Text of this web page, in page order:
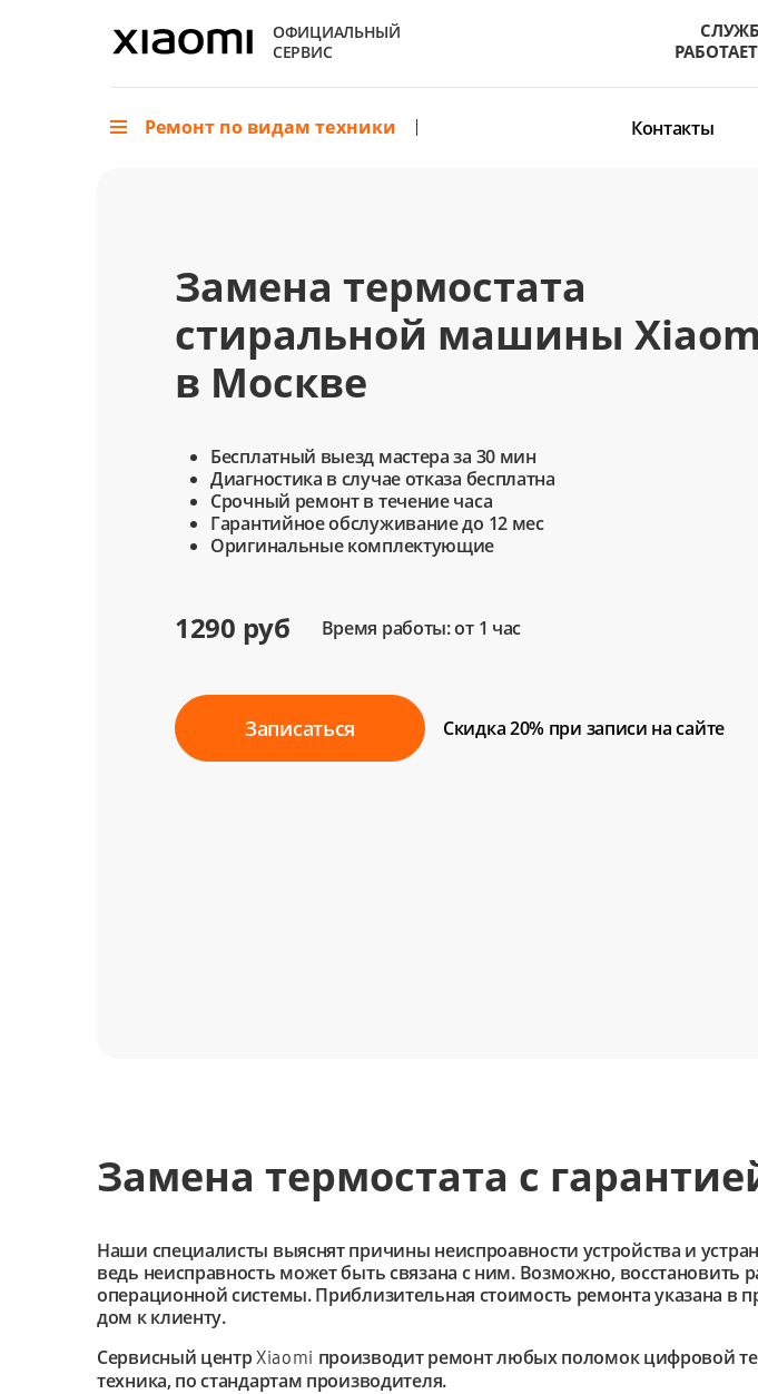
ОФИЦИАЛЬНЫЙ
СЕРВИС
Ремонт по видам техники Контакты
Замена термостата
стиральной машины
в Москве
Бесплатный выезд мастера за 30 мин
Диагностика в случае отказа бесплатна
Срочный ремонт в течение часа
Гарантийное обслуживание до 12 мес
Оригинальные комплектующие
1290 руб Время работы: от 1 час
Записаться Скидка 20% при записи на сайте
Замена термостата с
Наши специалисты выяснят причины неиспроавности устройства и
ведь неисправность может быть связана с ним. Возможно, восстановить
операционной системы. Приблизительная стоимость ремонта указана
дом к клиенту.
Сервисный центрXiaomi производит ремонт любых поломок цифровой
техника, по стандартам производителя.